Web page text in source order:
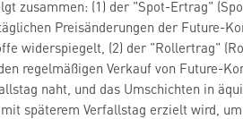
zusammen: (1) der "Spot-Ertrag"
Preisänderungen der Future-
widerspiegelt, (2) der "Rollertrag"
regelmäßigen Verkauf von Future-
naht, und das Umschichten in
späterem Verfallstag erzielt wird,